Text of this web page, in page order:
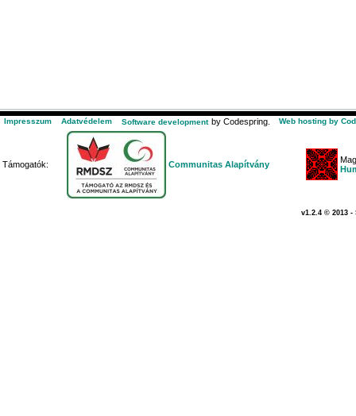
Impresszum Adatvédelem Software development by Codespring. Web hosting by
Támogatók: Communitas Alapítvány
v1.2.4 © 2013